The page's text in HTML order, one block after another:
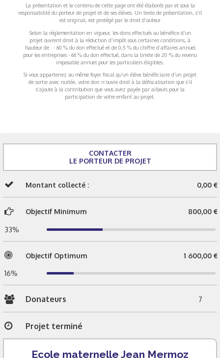
La présentation et le contenu de cette page ont été élaborés par et sous la
responsabilité du porteur de projet et de ses élèves. Un texte de présentation, s'il
est original, est protégé par le droit d'auteur
Selon la réglementation en vigueur, les dons effectués au bénéfice d’un
projet ouvrent droit à la réduction d’impôt sous certaines conditions, à
hauteur de : - 60 % du don effectué et de 0,5 % du chiffre d’affaires annuel
pour les entreprises - 66 % du don effectué, dans la limite de 20 % du revenu
imposable annuel pour les particuliers éligibles.
Si vous appartenez au même foyer fiscal qu’un élève bénéficiaire d’un projet
de sortie avec nuitée, votre don n’ouvre droit à la défiscalisation que s’il
s’ajoute à la contribution que vous avez payée par ailleurs pour la
participation de votre enfant au projet.
CONTACTER
LE PORTEUR DE PROJET
Montant collecté : 0,00 €
Objectif Minimum 800,00 €
33%
Objectif Optimum 1 600,00 €
16%
Donateurs 7
Projet terminé
Ecole maternelle Jean Mermoz